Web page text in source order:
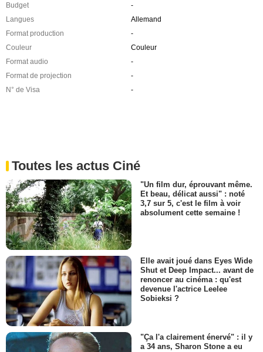
Budget
-
Langues
Allemand
Format production
-
Couleur
Couleur
Format audio
-
Format de projection
-
N° de Visa
-
Toutes les actus Ciné
"Un film dur, éprouvant même.
Et beau, délicat aussi" : noté
3,7 sur 5, c'est le film à voir
absolument cette semaine !
Elle avait joué dans Eyes Wide
Shut et Deep Impact... avant de
renoncer au cinéma : qu'est
devenue l'actrice Leelee
Sobieksi ?
"Ça l'a clairement énervé" : il y
a 34 ans, Sharon Stone a eu